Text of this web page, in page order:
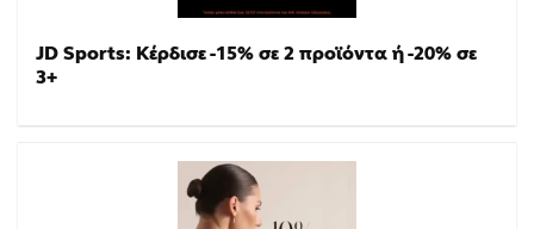
JD Sports: Κέρδισε -15% σε 2 προϊόντα ή -20% σε
3+